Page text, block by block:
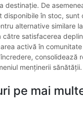
destinație. De
disponibile în stoc, sunt
alternative similare
către satisfacerea
activă în
consolidează
menținerii sănătății.
pe mai